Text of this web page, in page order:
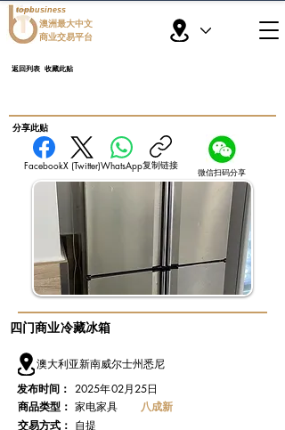
topbusiness
澳洲最大中文
商业交易平台
返回列表 收藏此贴
​分享此贴
FacebookX (Twitter)WhatsApp复制链接
微信扫码分享
四门商业冷藏冰箱
澳大利亚新南威尔士州悉尼
发布时间： 2025年02月25日
​商品类型： 家电家具
八成新
交易方式： 自提